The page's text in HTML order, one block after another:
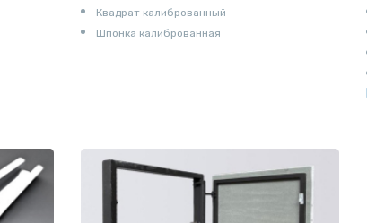
Квадрат калиброванный
Шпонка калиброванная